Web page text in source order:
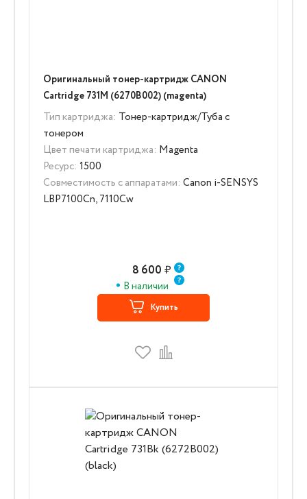
Оригинальный тонер-картридж CANON
Cartridge 731M (6270B002) (magenta)
Тип картриджа: Тонер-картридж/Туба с
тонером
Цвет печати картриджа: Magenta
Ресурс: 1500
Совместимость с аппаратами: Canon i-SENSYS
LBP7100Cn, 7110Cw
8 600 ₽
В наличии
Купить